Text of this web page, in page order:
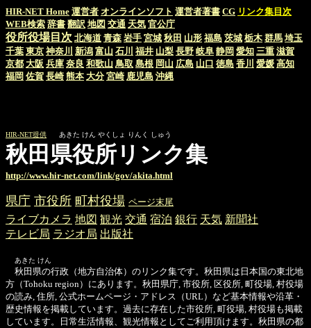
HIR-NET Home 運営者 オンラインソフト 運営者著書 CG リンク集目次
WEB検索 辞書 翻訳 地図 交通 天気 官公庁
役所役場目次 北海道 青森 岩手 宮城 秋田 山形 福島 茨城 栃木 群馬 埼玉
千葉 東京 神奈川 新潟 富山 石川 福井 山梨 長野 岐阜 静岡 愛知 三重 滋賀
京都 大阪 兵庫 奈良 和歌山 鳥取 島根 岡山 広島 山口 徳島 香川 愛媛 高知
福岡 佐賀 長崎 熊本 大分 宮崎 鹿児島 沖縄
HIR-NET提供 あきた けん やくしょ りんく しゅう
秋田県役所リンク集
http://www.hir-net.com/link/gov/akita.html
県庁 市役所 町村役場 ページ末尾
ライブカメラ 地図 観光 交通 宿泊 銀行 天気 新聞社
テレビ局 ラジオ局 出版社
あきた けん
秋田県の行政（地方自治体）のリンク集です。秋田県は日本国の東北地
方（Tohoku region）にあります。秋田県庁, 市役所, 区役所, 町役場, 村役場
の読み, 住所, 公式ホームページ・アドレス（URL）など基本情報や沿革・
歴史情報を掲載しています。過去に存在した市役所, 町役場, 村役場も掲載
しています。日常生活情報、観光情報としてご利用頂けます。秋田県の都